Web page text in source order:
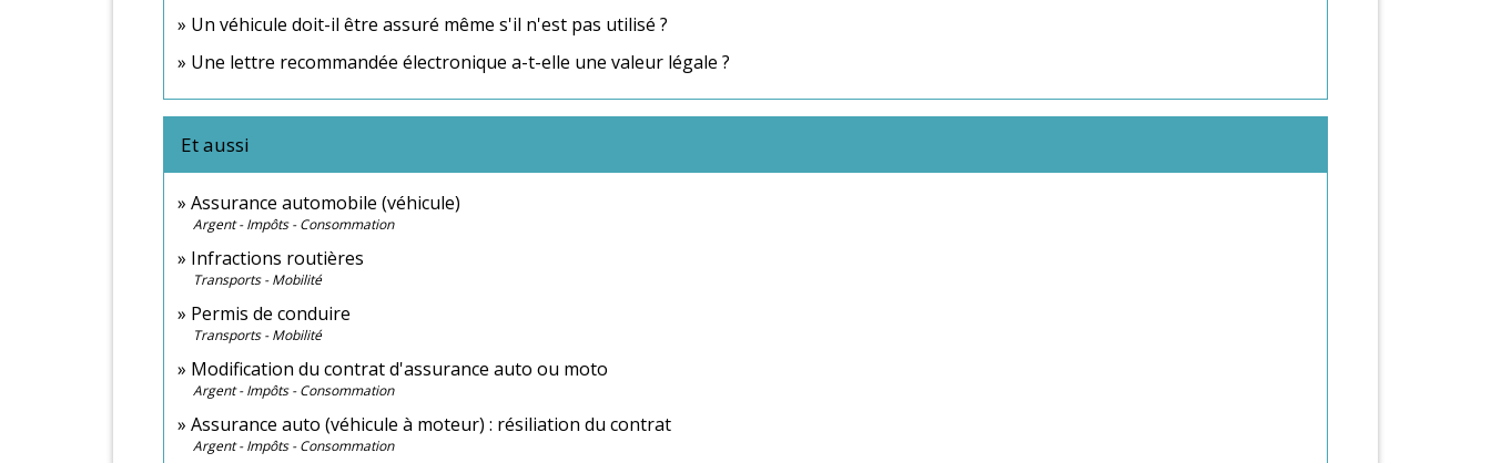
Un véhicule doit-il être assuré même s'il n'est pas utilisé ?
Une lettre recommandée électronique a-t-elle une valeur légale ?
Et aussi
Assurance automobile (véhicule)
Argent - Impôts - Consommation
Infractions routières
Transports - Mobilité
Permis de conduire
Transports - Mobilité
Modification du contrat d'assurance auto ou moto
Argent - Impôts - Consommation
Assurance auto (véhicule à moteur) : résiliation du contrat
Argent - Impôts - Consommation